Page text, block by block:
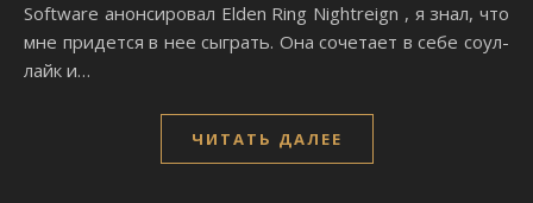
Software анонсировал Elden Ring Nightreign , я знал, что
мне придется в нее сыграть. Она сочетает в себе соул-
лайк и…
ЧИТАТЬ ДАЛЕЕ